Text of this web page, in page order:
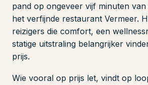
pand op ongeveer vijf minuten
het verfijnde restaurant Vermeer.
reizigers die comfort, een
statige uitstraling belangrijker
prijs.
Wie vooral op prijs let, vindt op